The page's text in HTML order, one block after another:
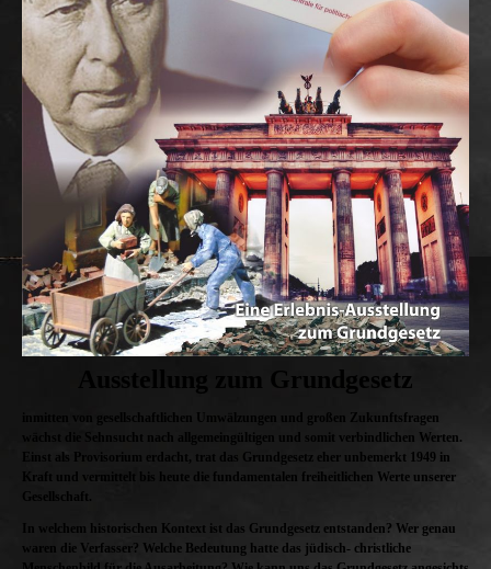
Ausstellung zum Grundgesetz
inmitten von gesellschaftlichen Umwälzungen und großen Zukunftsfragen
wächst die Sehnsucht nach allgemeingültigen und somit verbindlichen Werten.
Einst als Provisorium erdacht, trat das Grundgesetz eher unbemerkt 1949 in
Kraft und vermittelt bis heute die fundamentalen freiheitlichen Werte unserer
Gesellschaft.
In welchem historischen Kontext ist das Grundgesetz entstanden? Wer genau
waren die Verfasser? Welche Bedeutung hatte das jüdisch- christliche